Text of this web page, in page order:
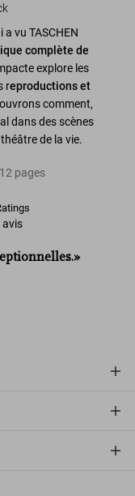
vu TASCHEN
complète de
explore les
reproductions et
comment,
dans des scènes
de la vie.
pages
avis